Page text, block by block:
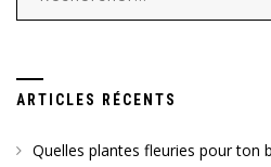
ARTICLES RÉCENTS
Quelles plantes fleuries pour ton